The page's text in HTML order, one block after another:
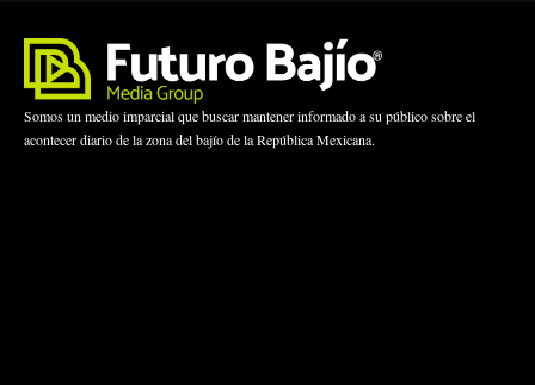
Somos un medio imparcial que buscar mantener informado a su público sobre el
acontecer diario de la zona del bajío de la República Mexicana.